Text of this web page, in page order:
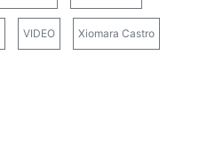
VIDEO Xiomara Castro